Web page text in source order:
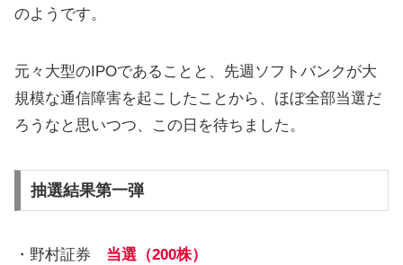
のようです。
元々大型のIPOであることと、先週ソフトバンクが大
規模な通信障害を起こしたことから、ほぼ全部当選だ
ろうなと思いつつ、この日を待ちました。
抽選結果第一弾
・野村証券 当選（200株）